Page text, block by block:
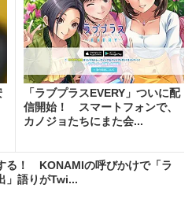
「ラブプラスEVERY」ついに配
信開始！ スマートフォンで、
カノジョたちにまた会...
る！ KONAMIの呼びかけで「ラ
」語りがTwi...